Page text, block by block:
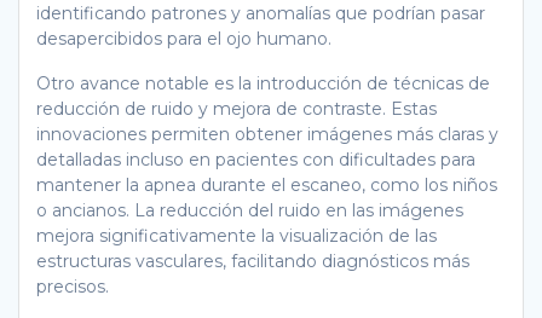
identificando patrones y anomalías que podrían pasar
desapercibidos para el ojo humano.
Otro avance notable es la introducción de técnicas de
reducción de ruido y mejora de contraste. Estas
innovaciones permiten obtener imágenes más claras y
detalladas incluso en pacientes con dificultades para
mantener la apnea durante el escaneo, como los niños
o ancianos. La reducción del ruido en las imágenes
mejora significativamente la visualización de las
estructuras vasculares, facilitando diagnósticos más
precisos.